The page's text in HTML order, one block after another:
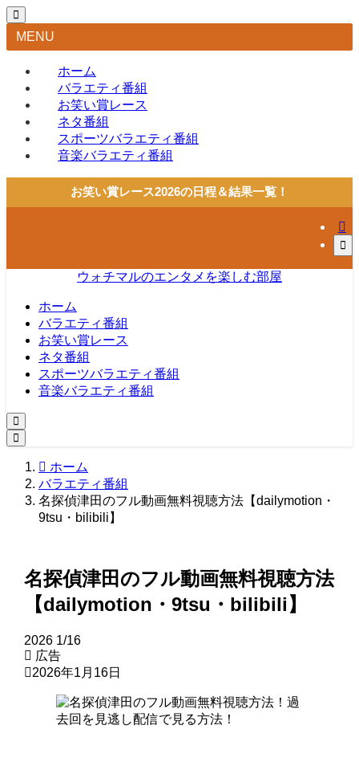
MENU
ホーム
バラエティ番組
お笑い賞レース
ネタ番組
スポーツバラエティ番組
音楽バラエティ番組
お笑い賞レース2026の日程＆結果一覧！
ウォチマルのエンタメを楽しむ部屋
ホーム
バラエティ番組
お笑い賞レース
ネタ番組
スポーツバラエティ番組
音楽バラエティ番組
ホーム
バラエティ番組
名探偵津田のフル動画無料視聴方法【dailymotion・
9tsu・bilibili】
名探偵津田のフル動画無料視聴方法
【dailymotion・9tsu・bilibili】
2026 1/16
広告
2026年1月16日